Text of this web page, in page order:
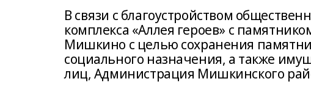
В связи с благоустройством
комплекса «Аллея героев» с
Мишкино с целью сохранения
социального назначения, а также
лиц, Администрация Мишкинского